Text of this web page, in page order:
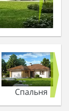
Спальня